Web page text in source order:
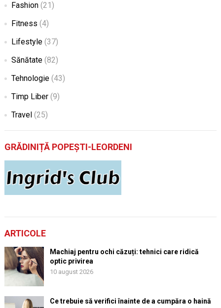
Fashion(21)
Fitness (4)
Lifestyle(37)
Sănătate(82)
Tehnologie(43)
Timp Liber(9)
Travel (25)
GRĂDINIȚĂ POPEȘTI-LEORDENI
ARTICOLE
Machiaj pentru ochi căzuți: tehnici care ridică
optic privirea
10 august 2026
Ce trebuie să verifici înainte de a cumpăra o haină